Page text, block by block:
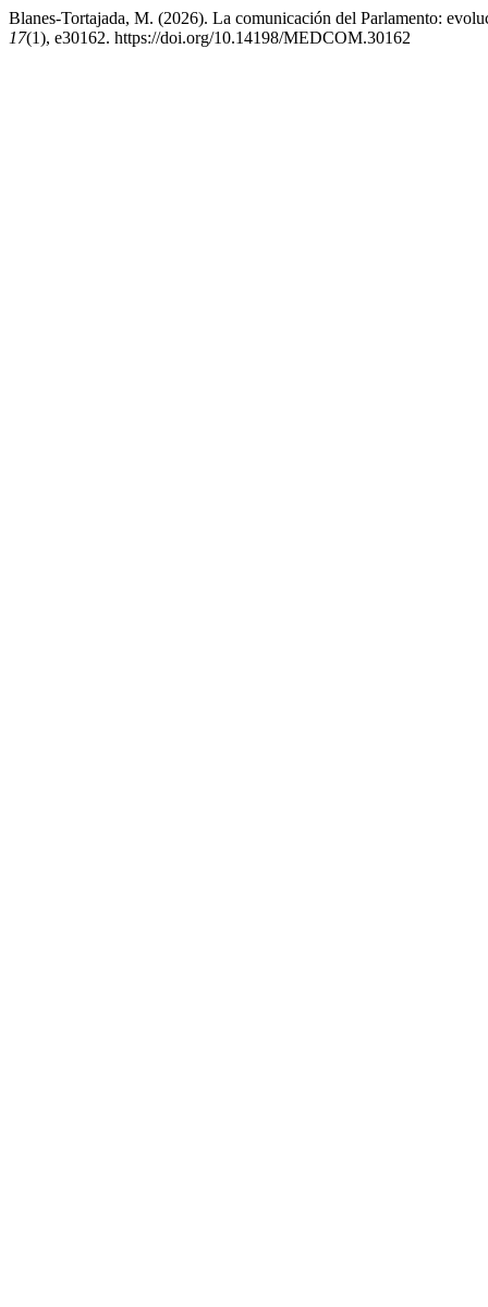
Blanes-Tortajada, M. (2026). La comunicación del Parlamento:
17(1), e30162. https://doi.org/10.14198/MEDCOM.30162